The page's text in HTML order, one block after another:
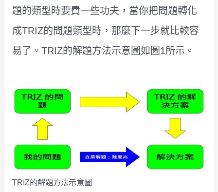
題的類型時要費一些功夫，當你把問題轉化
成TRIZ的問題類型時，那麼下一步就比較容
易了。TRIZ的解題方法示意圖如圖1所示。
TRIZ的解題方法示意圖